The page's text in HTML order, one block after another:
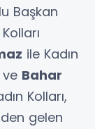
Başkan
ile Kadın
ve Bahar
Kolları,
gelen